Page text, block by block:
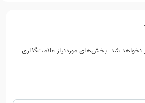
نخواهد شد. بخش‌های موردنیاز علامت‌گذاری